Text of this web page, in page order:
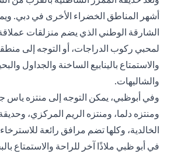
أشهر المناطق الخضراء الأخرى في دبي.
الشارقة الوطني الذي يضم منزلقات
لمحبي ركوب الدراجات، أو التوجه إلى
والاستمتاع بالينابيع الساخنة والجداول
والشاليهات.
وفي أبوظبي، يمكن التوجه إلى منتزه ياس
ومنتزه دلما، ومنتزه الريم المركزي،
الخالدية، وكلها تضم مرافق رائعة
في أبو ظبي ملاذًا آخر للراحة والاستمتاع